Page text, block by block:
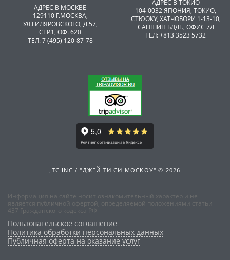
АДРЕС В МОСКВЕ
129110 Г.МОСКВА,
УЛ.ГИЛЯРОВСКОГО, Д.57,
СТР.1, ОФ. 620
ТЕЛ: 7 (495) 120-87-78
АДРЕС В ТОКИО
104-0032 ЯПОНИЯ, ТОКИО,
CТЮОКУ, ХАТЧОБОРИ 1-13-10,
САНШИН БЛДГ., ОФИС 7Д
ТЕЛ: +813 3523 5732
JTC INC / "ДЖЕЙ ТИ СИ МОСКОУ" © 2026
Информация на сайте носит ознакомительный характер и не
является публичной офертой, определяемой положениями статьи
437 Гражданского кодекса РФ
Пользовательское соглашение
Политика обработки персональных данных
Публичная оферта на оказание услуг